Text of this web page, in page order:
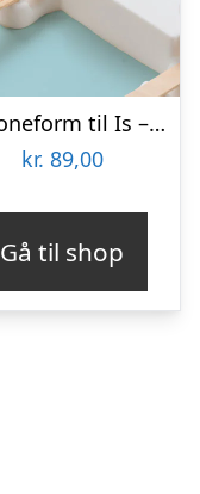
Silikoneform til Is – Poter
kr. 89,00
Gå til shop